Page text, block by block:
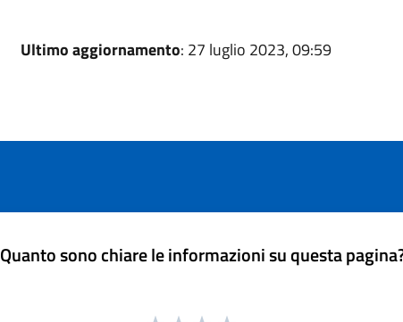
Ultimo aggiornamento: 27 luglio 2023, 09:59
Quanto sono chiare le informazioni su questa